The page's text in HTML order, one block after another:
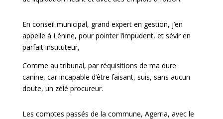
En conseil municipal, grand expert en gestion, j’en
appelle à Lénine, pour pointer l’impudent, et sévir en
parfait instituteur,
Comme au tribunal, par réquisitions de ma dure
canine, car incapable d’être faisant, suis, sans aucun
doute, un zélé procureur.
Les comptes passés de la commune, Agerria, avec le